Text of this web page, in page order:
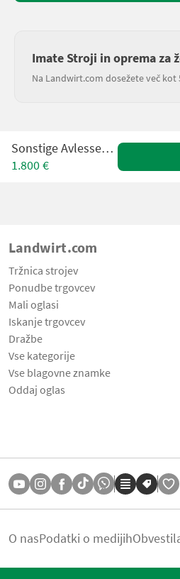
Imate Stroji in oprema za
Na Landwirt.com dosežete več
Sonstige Avlesservogn
1.800 €
Landwirt.com
Tržnica strojev
Ponudbe trgovcev
Mali oglasi
Iskanje trgovcev
Dražbe
Vse kategorije
Vse blagovne znamke
Oddaj oglas
O nasPodatki o medijih